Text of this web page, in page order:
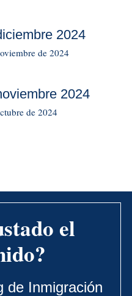
2024
de 2024
2024
de 2024
el
de Inmigración